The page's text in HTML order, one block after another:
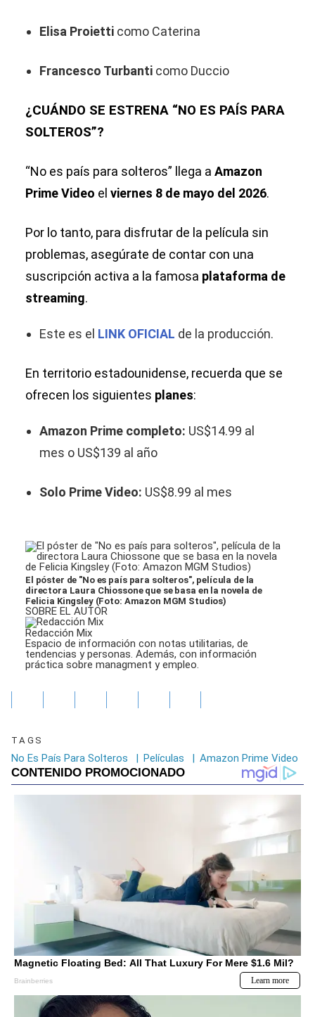
Elisa Proietti como Caterina
Francesco Turbanti como Duccio
¿CUÁNDO SE ESTRENA “NO ES PAÍS PARA
SOLTEROS”?
“No es país para solteros” llega a Amazon
Prime Video el viernes 8 de mayo del 2026.
Por lo tanto, para disfrutar de la película sin
problemas, asegúrate de contar con una
suscripción activa a la famosa plataforma de
streaming.
Este es el LINK OFICIAL de la producción.
En territorio estadounidense, recuerda que se
ofrecen los siguientes planes:
Amazon Prime completo: US$14.99 al
mes o US$139 al año
Solo Prime Video: US$8.99 al mes
El póster de "No es país para solteros", película de la
directora Laura Chiossone que se basa en la novela de
Felicia Kingsley (Foto: Amazon MGM Studios)
SOBRE EL AUTOR
Redacción Mix
Espacio de información con notas utilitarias, de
tendencias y personas. Además, con información
práctica sobre managment y empleo.
TAGS
No Es País Para Solteros | Películas | Amazon Prime Video